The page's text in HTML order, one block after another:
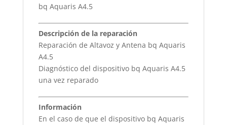
bq Aquaris A4.5
Descripción de la reparación
Reparación de Altavoz y Antena bq Aquaris
A4.5
Diagnóstico del dispositivo bq Aquaris A4.5
una vez reparado
Información
En el caso de que el dispositivo bq Aquaris